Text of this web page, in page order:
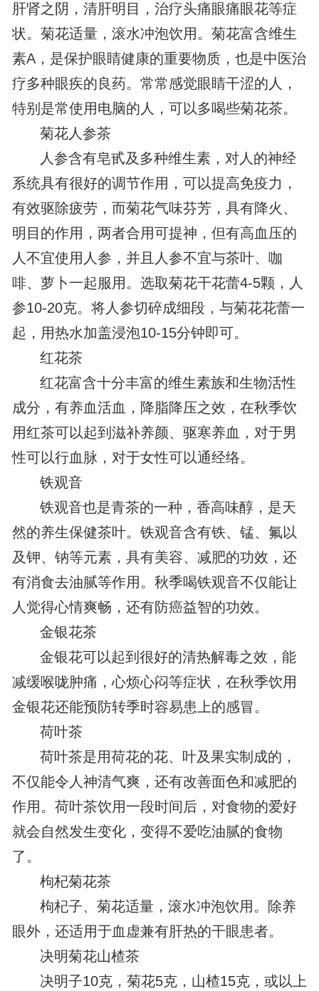
肝肾之阴，清肝明目，治疗头痛眼痛眼花等症
状。菊花适量，滚水冲泡饮用。菊花富含维生
素A，是保护眼睛健康的重要物质，也是中医治
疗多种眼疾的良药。常常感觉眼睛干涩的人，
特别是常使用电脑的人，可以多喝些菊花茶。
菊花人参茶
人参含有皂甙及多种维生素，对人的神经
系统具有很好的调节作用，可以提高免疫力，
有效驱除疲劳，而菊花气味芬芳，具有降火、
明目的作用，两者合用可提神，但有高血压的
人不宜使用人参，并且人参不宜与茶叶、咖
啡、萝卜一起服用。选取菊花干花蕾4-5颗，人
参10-20克。将人参切碎成细段，与菊花花蕾一
起，用热水加盖浸泡10-15分钟即可。
红花茶
红花富含十分丰富的维生素族和生物活性
成分，有养血活血，降脂降压之效，在秋季饮
用红茶可以起到滋补养颜、驱寒养血，对于男
性可以行血脉，对于女性可以通经络。
铁观音
铁观音也是青茶的一种，香高味醇，是天
然的养生保健茶叶。铁观音含有铁、锰、氟以
及钾、钠等元素，具有美容、减肥的功效，还
有消食去油腻等作用。秋季喝铁观音不仅能让
人觉得心情爽畅，还有防癌益智的功效。
金银花茶
金银花可以起到很好的清热解毒之效，能
减缓喉咙肿痛，心烦心闷等症状，在秋季饮用
金银花还能预防转季时容易患上的感冒。
荷叶茶
荷叶茶是用荷花的花、叶及果实制成的，
不仅能令人神清气爽，还有改善面色和减肥的
作用。荷叶茶饮用一段时间后，对食物的爱好
就会自然发生变化，变得不爱吃油腻的食物
了。
枸杞菊花茶
枸杞子、菊花适量，滚水冲泡饮用。除养
眼外，还适用于血虚兼有肝热的干眼患者。
决明菊花山楂茶
决明子10克，菊花5克，山楂15克，或以上